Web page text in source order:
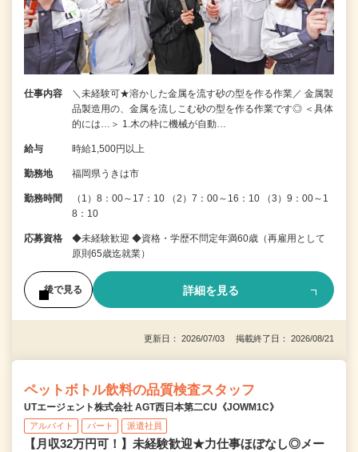
仕事内容
＼未経験可★溶かした金属を流す砂の型を作る作業／ 金属製
品製造用の、金属を流しこむ砂の型を作る作業です◎ ＜具体
的には…＞ 1.木の枠に機械が自動…
給与 時給1,500円以上
勤務地 福岡県うきは市
勤務時間
（1）8：00～17：10 （2）7：00～16：10 （3）9：00～1
8：10
応募資格
◆未経験歓迎 ◆資格・学歴不問定年満60歳（再雇用として
原則65歳迄就業）
後で見る 詳細を見る
更新日： 2026/07/03 掲載終了日： 2026/08/21
ペットボトル飲料の品質検査スタッフ
UTエージェント株式会社 AGT西日本第二CU《JOWM1C》
アルバイト パート 派遣社員
【月収32万円可！】未経験歓迎★力仕事ほぼなし◎メー